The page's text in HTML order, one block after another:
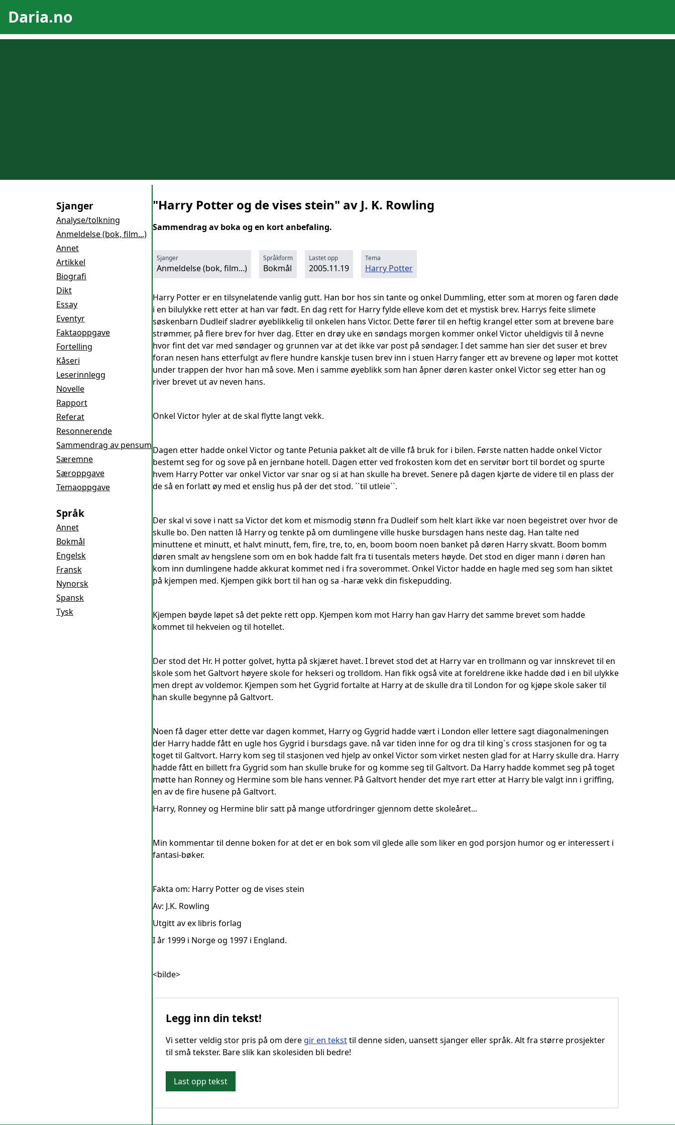
Daria.no
Sjanger
Analyse/tolkning
Anmeldelse (bok, film...)
Annet
Artikkel
Biografi
Dikt
Essay
Eventyr
Faktaoppgave
Fortelling
Kåseri
Leserinnlegg
Novelle
Rapport
Referat
Resonnerende
Sammendrag av pensum
Særemne
Særoppgave
Temaoppgave
Språk
Annet
Bokmål
Engelsk
Fransk
Nynorsk
Spansk
Tysk
"Harry Potter og de vises stein" av J. K. Rowling
Sammendrag av boka og en kort anbefaling.
Sjanger
Anmeldelse (bok, film...)
Språkform
Bokmål
Lastet opp
2005.11.19
Tema
Harry Potter
Harry Potter er en tilsynelatende vanlig gutt. Han bor hos sin tante og onkel Dummling, etter som at moren og faren døde
i en bilulykke rett etter at han var født. En dag rett for Harry fylde elleve kom det et mystisk brev. Harrys feite slimete
søskenbarn Dudleif sladrer øyeblikkelig til onkelen hans Victor. Dette fører til en heftig krangel etter som at brevene bare
strømmer, på flere brev for hver dag. Etter en drøy uke en søndags morgen kommer onkel Victor uheldigvis til å nevne
hvor fint det var med søndager og grunnen var at det ikke var post på søndager. I det samme han sier det suser et brev
foran nesen hans etterfulgt av flere hundre kanskje tusen brev inn i stuen Harry fanger ett av brevene og løper mot kottet
under trappen der hvor han må sove. Men i samme øyeblikk som han åpner døren kaster onkel Victor seg etter han og
river brevet ut av neven hans.
Onkel Victor hyler at de skal flytte langt vekk.
Dagen etter hadde onkel Victor og tante Petunia pakket alt de ville få bruk for i bilen. Første natten hadde onkel Victor
bestemt seg for og sove på en jernbane hotell. Dagen etter ved frokosten kom det en servitør bort til bordet og spurte
hvem Harry Potter var onkel Victor var snar og si at han skulle ha brevet. Senere på dagen kjørte de videre til en plass der
de så en forlatt øy med et enslig hus på der det stod. ``til utleie``.
Der skal vi sove i natt sa Victor det kom et mismodig stønn fra Dudleif som helt klart ikke var noen begeistret over hvor de
skulle bo. Den natten lå Harry og tenkte på om dumlingene ville huske bursdagen hans neste dag. Han talte ned
minuttene et minutt, et halvt minutt, fem, fire, tre, to, en, boom boom noen banket på døren Harry skvatt. Boom bomm
døren smalt av hengslene som om en bok hadde falt fra ti tusentals meters høyde. Det stod en diger mann i døren han
kom inn dumlingene hadde akkurat kommet ned i fra soverommet. Onkel Victor hadde en hagle med seg som han siktet
på kjempen med. Kjempen gikk bort til han og sa -haræ vekk din fiskepudding.
Kjempen bøyde løpet så det pekte rett opp. Kjempen kom mot Harry han gav Harry det samme brevet som hadde
kommet til hekveien og til hotellet.
Der stod det Hr. H potter golvet, hytta på skjæret havet. I brevet stod det at Harry var en trollmann og var innskrevet til en
skole som het Galtvort høyere skole for hekseri og trolldom. Han fikk også vite at foreldrene ikke hadde død i en bil ulykke
men drept av voldemor. Kjempen som het Gygrid fortalte at Harry at de skulle dra til London for og kjøpe skole saker til
han skulle begynne på Galtvort.
Noen få dager etter dette var dagen kommet, Harry og Gygrid hadde vært i London eller lettere sagt diagonalmeningen
der Harry hadde fått en ugle hos Gygrid i bursdags gave. nå var tiden inne for og dra til king`s cross stasjonen for og ta
toget til Galtvort. Harry kom seg til stasjonen ved hjelp av onkel Victor som virket nesten glad for at Harry skulle dra. Harry
hadde fått en billett fra Gygrid som han skulle bruke for og komme seg til Galtvort. Da Harry hadde kommet seg på toget
møtte han Ronney og Hermine som ble hans venner. På Galtvort hender det mye rart etter at Harry ble valgt inn i griffing,
en av de fire husene på Galtvort.
Harry, Ronney og Hermine blir satt på mange utfordringer gjennom dette skoleåret...
Min kommentar til denne boken for at det er en bok som vil glede alle som liker en god porsjon humor og er interessert i
fantasi-bøker.
Fakta om: Harry Potter og de vises stein
Av: J.K. Rowling
Utgitt av ex libris forlag
I år 1999 i Norge og 1997 i England.
<bilde>
Legg inn din tekst!
Vi setter veldig stor pris på om dere gir en teksttil denne siden, uansett sjanger eller språk. Alt fra større prosjekter
til små tekster. Bare slik kan skolesiden bli bedre!
Last opp tekst